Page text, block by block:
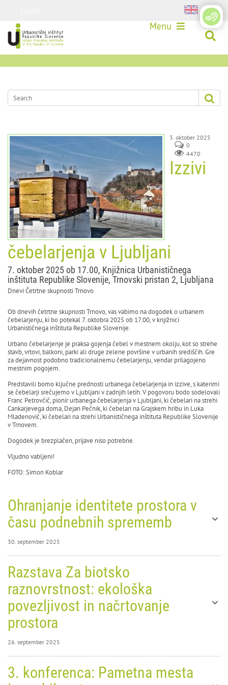
Menu
3. oktober 2025
0
4470
Izzivi
čebelarjenja v Ljubljani
7. oktober 2025 ob 17.00, Knjižnica Urbanističnega
inštituta Republike Slovenije, Trnovski pristan 2, Ljubljana
Dnevi Četrtne skupnosti Trnovo
Ob dnevih četrtne skupnosti Trnovo, vas vabimo na dogodek o urbanem
čebelarjenju, ki bo potekal 7. oktobra 2025 ob 17.00, v knjižnici
Urbanističnega inštituta Republike Slovenije.
Urbano čebelarjenje je praksa gojenja čebel v mestnem okolju, kot so strehe
stavb, vrtovi, balkoni, parki ali druge zelene površine v urbanih središčih. Gre
za dejavnost podobno tradicionalnemu čebelarjenju, vendar prilagojeno
mestnim pogojem.
Predstavili bomo ključne prednosti urbanega čebelarjenja in izzive, s katerimi
se čebelarji srečujemo v Ljubljani v zadnjih letih. V pogovoru bodo sodelovali
Franc Petrovčič, pionir urbanega čebelarjenja v Ljubljani, ki čebelari na strehi
Cankarjevega doma, Dejan Pečnik, ki čebelari na Grajskem hribu in Luka
Mladenovič, ki čebelari na strehi Urbanističnega inštituta Republike Slovenije
v Trnovem.
Dogodek je brezplačen, prijave niso potrebne.
Vljudno vabljeni!
FOTO: Simon Koblar
Ohranjanje identitete prostora v
času podnebnih sprememb
30. september 2025
Ohranjanje identitete
Razstava Za biotsko
raznovrstnost: ekološka
povezljivost in načrtovanje
prostora
26. september 2025
2025
3. konferenca: Pametna mesta